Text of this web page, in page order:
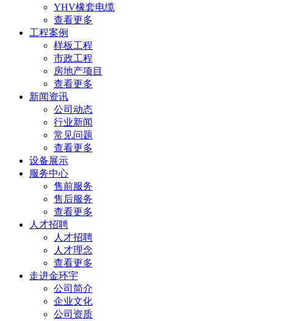
YHV橡套电缆
查看更多
工程案例
样板工程
市政工程
房地产项目
查看更多
新闻资讯
公司动态
行业新闻
常见问题
查看更多
设备展示
服务中心
售前服务
售后服务
查看更多
人才招聘
人才招聘
人才理念
查看更多
走进金环宇
公司简介
企业文化
公司资质